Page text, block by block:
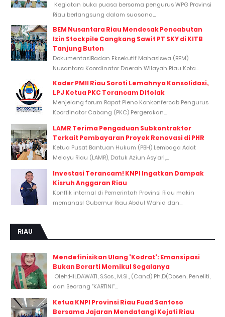
Kegiatan buka puasa bersama pengurus WPG Provinsi
Riau berlangsung dalam suasana...
BEM Nusantara Riau Mendesak Pencabutan
Izin Stockpile Cangkang Sawit PT SKY di KITB
Tanjung Buton
DokumentasiBadan Eksekutif Mahasiswa (BEM)
Nusantara Koordinator Daerah Wilayah Riau Kota...
Kader PMII Riau Soroti Lemahnya Konsolidasi,
LPJ Ketua PKC Terancam Ditolak
Menjelang forum Rapat Pleno Konkonfercab Pengurus
Koordinator Cabang (PKC) Pergerakan...
LAMR Terima Pengaduan Subkontraktor
Terkait Pembayaran Proyek Renovasi di PHR
Ketua Pusat Bantuan Hukum (PBH) Lembaga Adat
Melayu Riau (LAMR), Datuk Aziun Asy’ari,...
Investasi Terancam! KNPI Ingatkan Dampak
Kisruh Anggaran Riau
Konflik internal di Pemerintah Provinsi Riau makin
memanas! Gubernur Riau Abdul Wahid dan...
RIAU
Mendefinisikan Ulang 'Kodrat': Emansipasi
Bukan Berarti Memikul Segalanya
Oleh:HILDAWATI, S.Sos., M.Si., (Cand) Ph.D(Dosen, Peneliti,
dan Seorang "KARTINI"...
Ketua KNPI Provinsi Riau Fuad Santoso
Bersama Jajaran Mendatangi Kejati Riau